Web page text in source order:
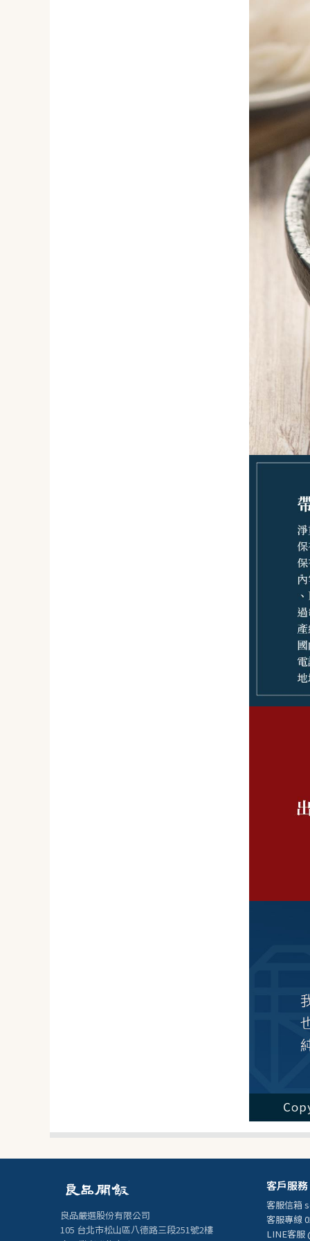
良品嚴選股份有限公司
105 台北市松山區八德路三段251號2樓
客戶服務
客服信箱
客服專線
LINE客服